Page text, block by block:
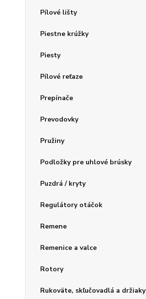
Pílové lišty
Piestne krúžky
Piesty
Pílové reťaze
Prepínače
Prevodovky
Pružiny
Podložky pre uhlové brúsky
Puzdrá / kryty
Regulátory otáčok
Remene
Remenice a valce
Rotory
Rukoväte, skľučovadlá a držiaky